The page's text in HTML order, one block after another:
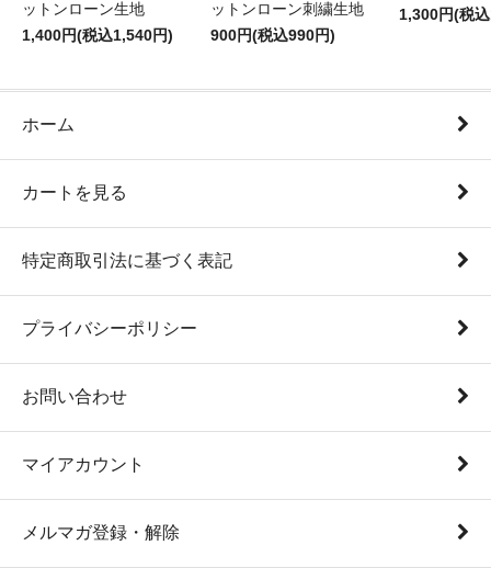
ットンローン生地
1,400円(税込1,540円)
ットンローン刺繍生地
900円(税込990円)
1,300円(税
ホーム
カートを見る
特定商取引法に基づく表記
プライバシーポリシー
お問い合わせ
マイアカウント
メルマガ登録・解除